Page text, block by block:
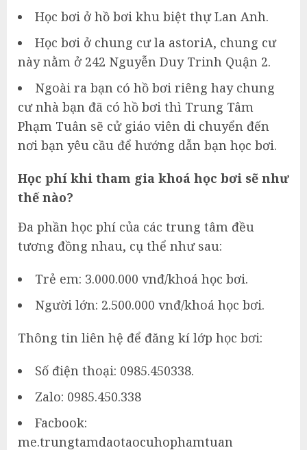
Học bơi ở hồ bơi khu biệt thự Lan Anh.
Học bơi ở chung cư la astoriA, chung cư
này nằm ở 242 Nguyễn Duy Trinh Quận 2.
Ngoài ra bạn có hồ bơi riêng hay chung
cư nhà bạn đã có hồ bơi thì Trung Tâm
Phạm Tuân sẽ cử giáo viên di chuyển đến
nơi bạn yêu cầu để hướng dẫn bạn học bơi.
Học phí khi tham gia khoá học bơi sẽ như
thế nào?
Đa phần học phí của các trung tâm đều
tương đồng nhau, cụ thể như sau:
Trẻ em: 3.000.000 vnđ/khoá học bơi.
Người lớn: 2.500.000 vnđ/khoá học bơi.
Thông tin liên hệ để đăng kí lớp học bơi:
Số điện thoại: 0985.450338.
Zalo: 0985.450.338
Facbook:
me.trungtamdaotaocuhophamtuan